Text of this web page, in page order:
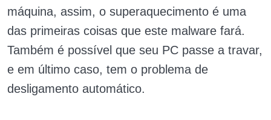
máquina, assim, o superaquecimento é uma
das primeiras coisas que este malware fará.
Também é possível que seu PC passe a travar,
e em último caso, tem o problema de
desligamento automático.